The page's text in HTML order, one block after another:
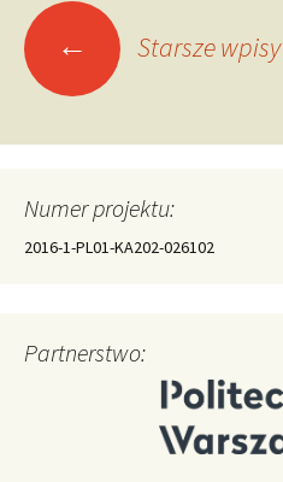
Nawigacja
po
wpisach
← Starsze wpisy
Numer projektu:
2016-1-PL01-KA202-026102
Partnerstwo: